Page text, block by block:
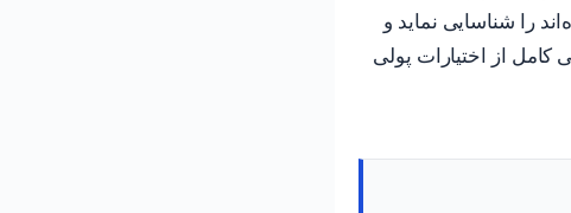
را شناسایی نماید و
کامل از اختیارات پولی